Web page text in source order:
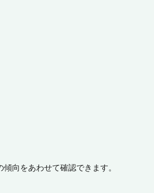
向をあわせて確認できます。